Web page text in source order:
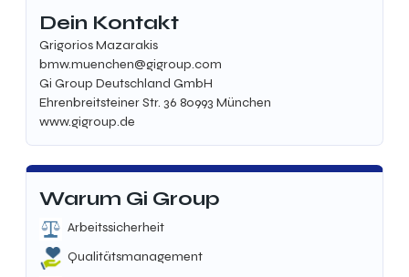
Dein Kontakt
Grigorios Mazarakis
bmw.muenchen@gigroup.com
Gi Group Deutschland GmbH
Ehrenbreitsteiner Str. 36 80993 München
www.gigroup.de
Warum Gi Group
Arbeitssicherheit
Qualitätsmanagement